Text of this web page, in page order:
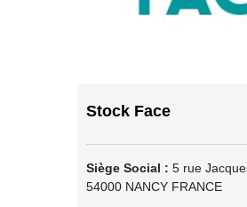
Stock Face
Siège Social : 5 rue
54000 NANCY FRANCE